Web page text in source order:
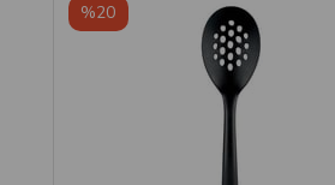
%20